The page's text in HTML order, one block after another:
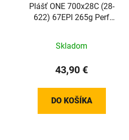
Plášť ONE 700x28C (28-
622) 67EPI 265g Perf
Skladom
43,90 €
DO KOŠÍKA